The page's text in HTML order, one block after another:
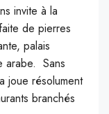
invite à la
de pierres
palais
arabe. Sans
joue résolument
branchés